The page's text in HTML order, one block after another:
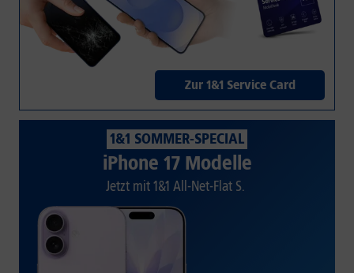
Zur 1&1 Service Card
1&1 SOMMER-SPECIAL
iPhone 17 Modelle
Jetzt mit 1&1 All-Net-Flat S.